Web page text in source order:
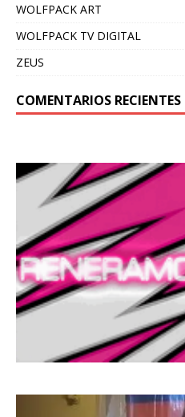
WOLFPACK ART
WOLFPACK TV DIGITAL
ZEUS
COMENTARIOS RECIENTES